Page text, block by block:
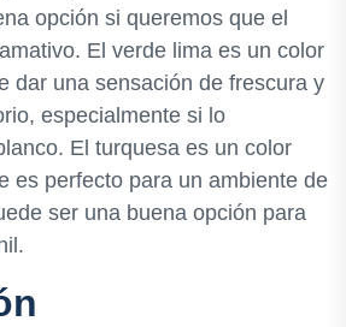
opción si queremos que el
El verde lima es un color
dar una sensación de frescura y
especialmente si lo
El turquesa es un color
es perfecto para un ambiente de
ser una buena opción para